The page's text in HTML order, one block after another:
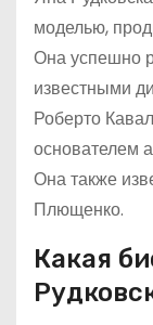
моделью,
Она успешно
известными
Роберто
основателем
Она также
Плющенко.
Какая